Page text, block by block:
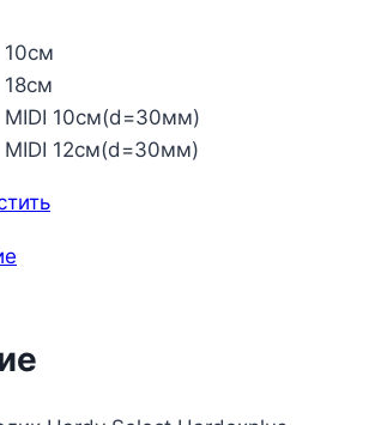
10см
18см
MIDI 10см(d=30мм)
MIDI 12см(d=30мм)